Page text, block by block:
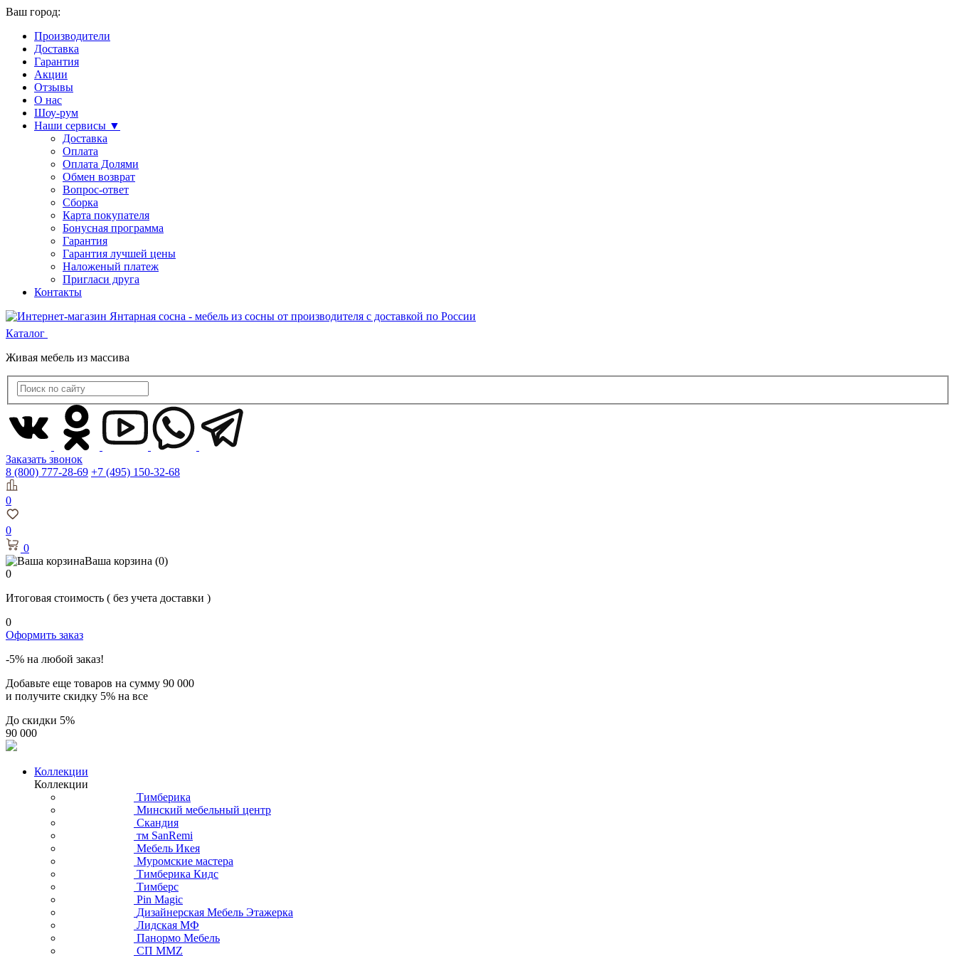
Ваш город:
Производители
Доставка
Гарантия
Акции
Отзывы
О нас
Шоу-рум
Наши сервисы ▼
Доставка
Оплата
Оплата Долями
Обмен возврат
Вопрос-ответ
Сборка
Карта покупателя
Бонусная программа
Гарантия
Гарантия лучшей цены
Наложеный платеж
Пригласи друга
Контакты
Каталог
Живая мебель из массива
Заказать звонок
8 (800) 777-28-69 +7 (495) 150-32-68
0
0
0
Ваша корзина (0)
0
Итоговая стоимость ( без учета доставки )
0
Оформить заказ
-5% на любой заказ!
Добавьте еще товаров на сумму 90 000
и получите скидку 5% на все
До скидки 5%
90 000
Коллекции
Коллекции
Тимберика
Минский мебельный центр
Скандия
тм SanRemi
Мебель Икея
Муромские мастера
Тимберика Кидс
Тимберс
Pin Magic
Дизайнерская Мебель Этажерка
Лидская МФ
Панормо Мебель
СП ММZ